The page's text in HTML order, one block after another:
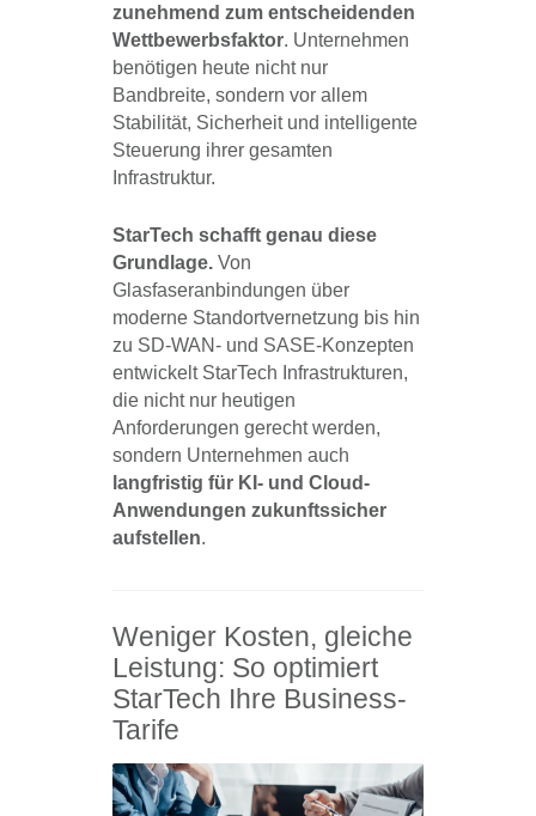
zunehmend zum entscheidenden
Wettbewerbsfaktor. Unternehmen
benötigen heute nicht nur
Bandbreite, sondern vor allem
Stabilität, Sicherheit und intelligente
Steuerung ihrer gesamten
Infrastruktur.
StarTech schafft genau diese
Grundlage. Von
Glasfaseranbindungen über
moderne Standortvernetzung bis hin
zu SD-WAN- und SASE-Konzepten
entwickelt StarTech Infrastrukturen,
die nicht nur heutigen
Anforderungen gerecht werden,
sondern Unternehmen auch
langfristig für KI- und Cloud-
Anwendungen zukunftssicher
aufstellen.
Weniger Kosten, gleiche
Leistung: So optimiert
StarTech Ihre Business-
Tarife